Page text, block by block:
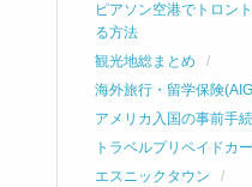
ピアソン空港でトロン
る方法
観光地総まとめ
海外旅行・留学保険
アメリカ入国の事前手
トラベルプリペイドカ
エスニックタウン